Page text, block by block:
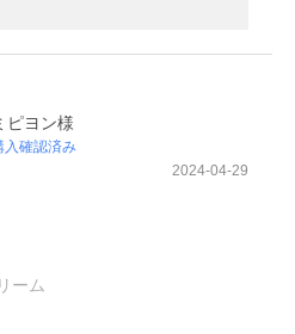
ピヨン様
入確認済み
2024-04-29
ーム